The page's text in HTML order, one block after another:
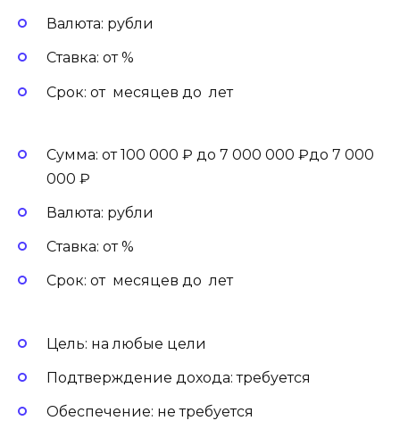
Валюта: рубли
Ставка: от %
Срок: от месяцев до лет
Сумма: от 100 000 ₽ до 7 000 000 ₽до 7 000
000 ₽
Валюта: рубли
Ставка: от %
Срок: от месяцев до лет
Цель: на любые цели
Подтверждение дохода: требуется
Обеспечение: не требуется